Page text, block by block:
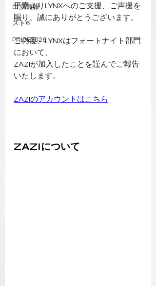
出演情報
スト6
PRIDE2026
平素よりLYNXへのご支援、ご声援を
賜り、誠にありがとうございます。
この度、LYNXはフォートナイト部門
において、
ZAZIが加入したことを謹んでご報告
いたします。
ZAZIのアカウントはこちら
ZAZIについて